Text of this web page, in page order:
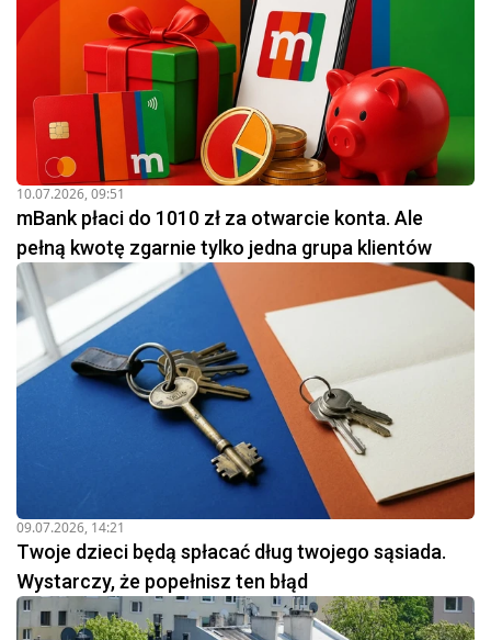
10.07.2026, 09:51
mBank płaci do 1010 zł za otwarcie konta. Ale
pełną kwotę zgarnie tylko jedna grupa klientów
09.07.2026, 14:21
Twoje dzieci będą spłacać dług twojego sąsiada.
Wystarczy, że popełnisz ten błąd